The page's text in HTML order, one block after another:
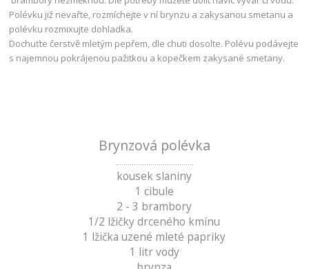
Polévku již nevařte, rozmíchejte v ní brynzu a zakysanou smetanu a
polévku rozmixujte dohladka.
Dochuťte čerstvě mletým pepřem, dle chuti dosolte. Polévu podávejte
s najemnou pokrájenou pažitkou a kopečkem zakysané smetany.
Brynzová polévka
kousek slaniny
1 cibule
2 - 3 brambory
1/2 lžičky drceného kmínu
1 lžička uzené mleté papriky
1 litr vody